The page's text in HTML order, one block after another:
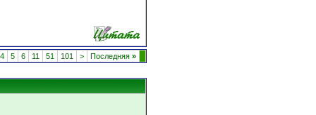
4 5 6 11 51 101 > Последняя »